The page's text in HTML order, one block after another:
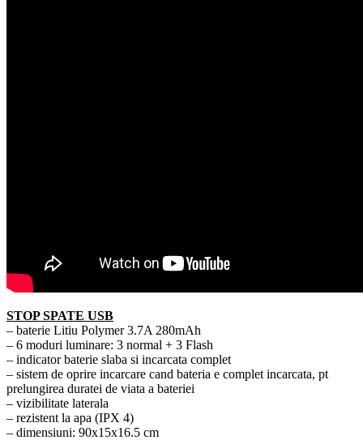
STOP SPATE USB
– baterie Litiu Polymer 3.7A 280mAh
– 6 moduri luminare: 3 normal + 3 Flash
– indicator baterie slaba si incarcata complet
– sistem de oprire incarcare cand bateria e complet incarcata, pt
prelungirea duratei de viata a bateriei
– vizibilitate laterala
– rezistent la apa (IPX 4)
– dimensiuni: 90x15x16.5 cm